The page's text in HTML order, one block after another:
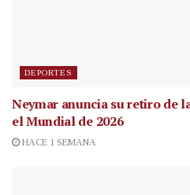
DEPORTES
Neymar anuncia su retiro de
el Mundial de 2026
HACE 1 SEMANA